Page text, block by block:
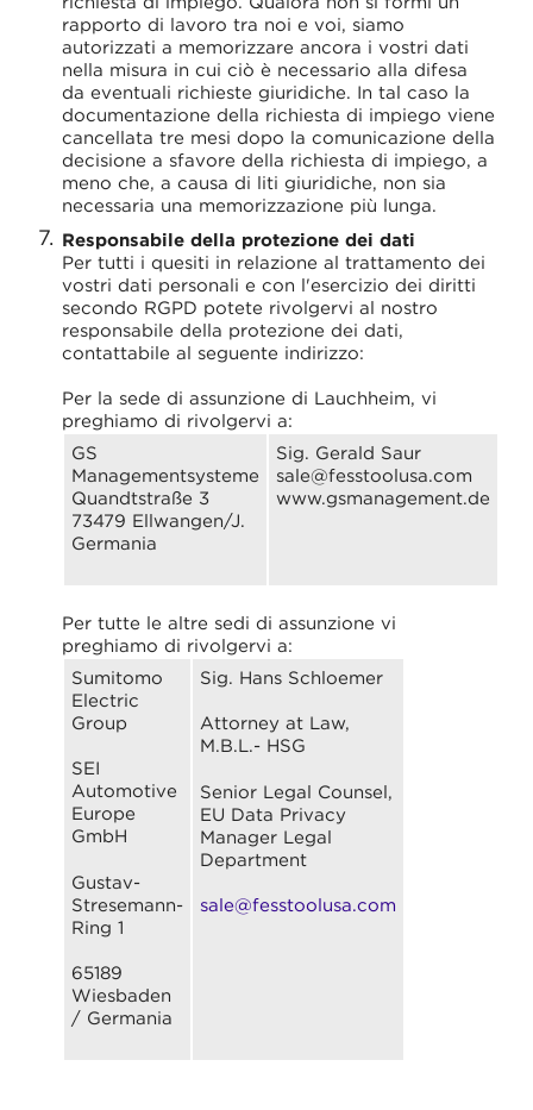
rapporto di lavoro tra noi e voi, siamo
autorizzati a memorizzare ancora i vostri dati
nella misura in cui ciò è necessario alla difesa
da eventuali richieste giuridiche. In tal caso la
documentazione della richiesta di impiego viene
cancellata tre mesi dopo la comunicazione della
decisione a sfavore della richiesta di impiego, a
meno che, a causa di liti giuridiche, non sia
necessaria una memorizzazione più lunga.
Responsabile della protezione dei dati
Per tutti i quesiti in relazione al trattamento dei
vostri dati personali e con l'esercizio dei diritti
secondo RGPD potete rivolgervi al nostro
responsabile della protezione dei dati,
contattabile al seguente indirizzo:
Per la sede di assunzione di Lauchheim, vi
preghiamo di rivolgervi a:
GS
Managementsysteme
Quandtstraße 3
73479 Ellwangen/J.
Germania
Sig. Gerald Saur
sale@fesstoolusa.com
www.gsmanagement.de
Per tutte le altre sedi di assunzione vi
preghiamo di rivolgervi a:
Sumitomo
Electric
Group
SEI
Automotive
Europe
GmbH
Gustav-
Stresemann-
Ring 1
65189
Wiesbaden
/ Germania
Sig. Hans Schloemer
Attorney at Law,
M.B.L.- HSG
Senior Legal Counsel,
EU Data Privacy
Manager Legal
Department
sale@fesstoolusa.com